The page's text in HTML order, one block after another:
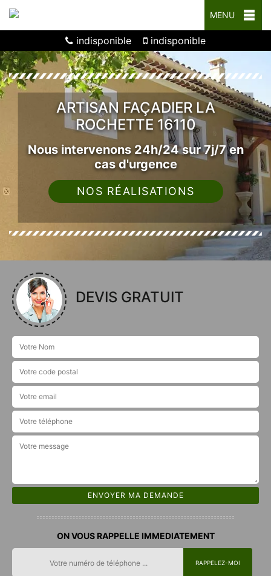
MENU
indisponible indisponible
ARTISAN FAÇADIER LA
ROCHETTE 16110
Nous intervenons 24h/24 sur 7j/7 en
cas d'urgence
NOS RÉALISATIONS
DEVIS GRATUIT
ON VOUS RAPPELLE IMMEDIATEMENT